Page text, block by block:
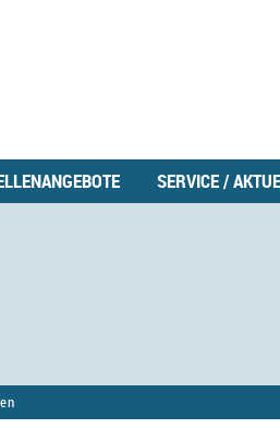
SERVICE /